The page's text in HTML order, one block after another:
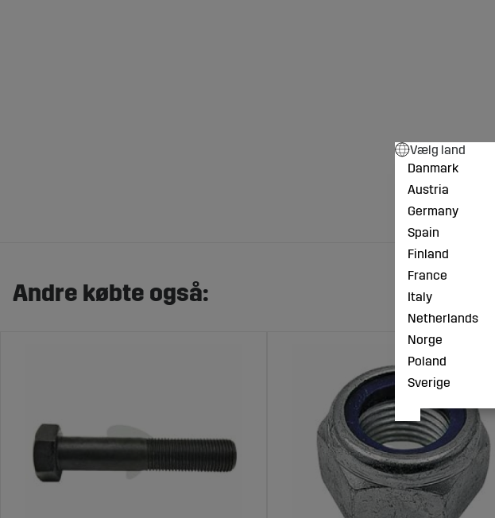
Andre købte også:
Vælg land
Danmark
Austria
Germany
Spain
Finland
France
Italy
Netherlands
Norge
Poland
Sverige